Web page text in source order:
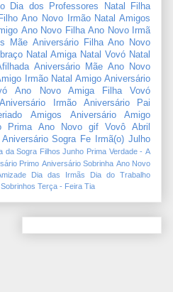
Dia dos Professores
Natal Filha
Ano Novo Irmão Natal Amigos
Ano Novo Filha Ano Novo Irmã
Mãe Aniversário Filha Ano Novo
Natal Amiga Natal Vovó Natal
Aniversário Mãe Ano Novo
Irmão Natal Amigo Aniversário
Ano Novo Amiga Filha
Vovó
Aniversário Irmão
Aniversário Pai
Amigos
Aniversário Amigo
Prima Ano Novo gif Vovô
Abril
Aniversário Sogra Fe Irmã(o) Julho
da Sogra Filhos Junho Prima Verdade - A
Primo Aniversário Sobrinha Ano Novo
Dia das Irmãs
Dia do Trabalho
Sobrinhos Terça - Feira Tia